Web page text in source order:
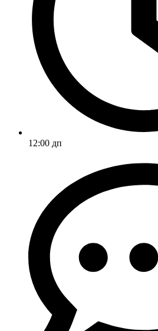
12:00 дп